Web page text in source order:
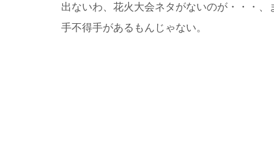
出ないわ、花火大会ネタがないのが・・・、
手不得手があるもんじゃない。